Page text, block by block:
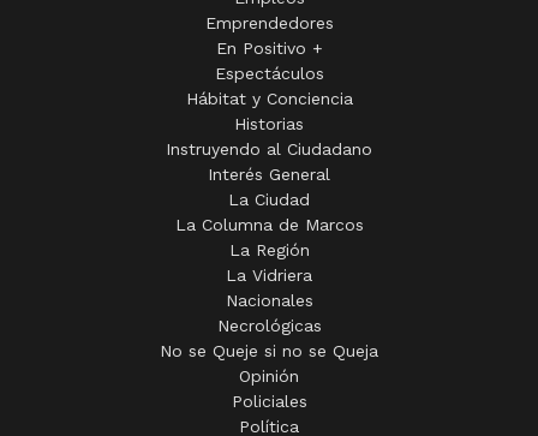
Emprendedores
En Positivo +
Espectáculos
Hábitat y Conciencia
Historias
Instruyendo al Ciudadano
Interés General
La Ciudad
La Columna de Marcos
La Región
La Vidriera
Nacionales
Necrológicas
No se Queje si no se Queja
Opinión
Policiales
Política